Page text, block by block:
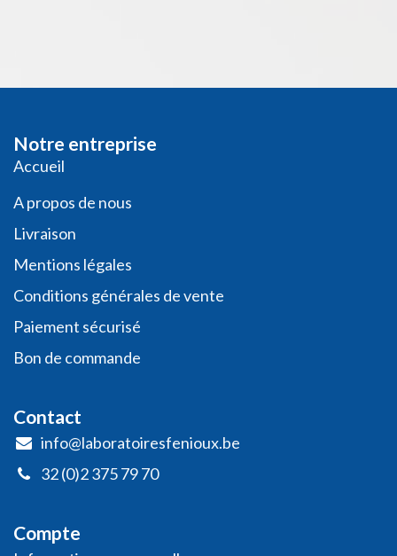
Notre entreprise
​​​Acc​uei​l​
A propos de nous
Livraison
Mentions légales
Conditio​ns général​es de vente
Paiement sécurisé
Bon de commande
Contact
info@laboratoiresfenioux.be
32 (0)2 375 79 70
Compte